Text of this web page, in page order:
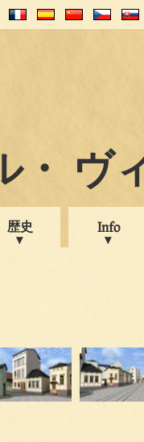
ヴ
歴史 Info